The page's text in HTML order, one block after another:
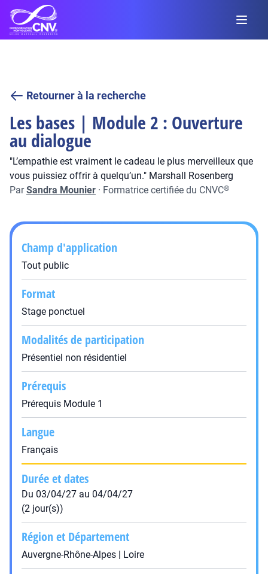
Retourner à la recherche
Les bases | Module 2 : Ouverture
au dialogue
"L’empathie est vraiment le cadeau le plus merveilleux que
vous puissiez offrir à quelqu’un." Marshall Rosenberg
ParSandra Mounier · Formatrice certifiée du CNVC®
Champ d'application
Tout public
Format
Stage ponctuel
Modalités de participation
Présentiel non résidentiel
Prérequis
Prérequis Module 1
Langue
Français
Durée et dates
Du 03/04/27 au 04/04/27
(2 jour(s))
Région et Département
Auvergne-Rhône-Alpes | Loire